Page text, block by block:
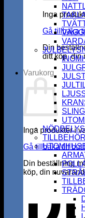
Inga
Gå tillbaka
Din
ditt köp, din
Varukorg
Inga produkter i
Gå tillbaka till
Din beställning
köp, din
TILLBEHÖR